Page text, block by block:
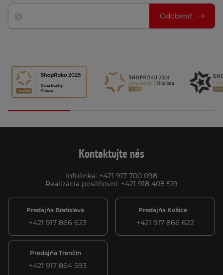
Odoberať
Kontaktujte nás
Infolinka: +421 917 700 098
Realizácia posilňovní: +421 918 408 519
Predajňa Bratislava
+421 917 866 623
Predajňa Košice
+421 917 866 622
Predajňa Trenčín
+421 917 864 593